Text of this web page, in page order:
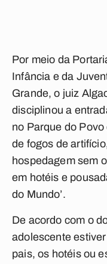
Por meio da
Infância e da
Grande, o juiz
disciplinou a
no Parque do
de fogos de
hospedagem sem
em hotéis e
do Mundo’.
De acordo com o
adolescente
pais, os hotéis ou